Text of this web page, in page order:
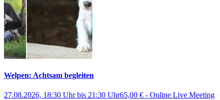
Welpen: Achtsam begleiten
27.08.2026, 18:30 Uhrbis 21:30 Uhr65,00 € - Online Live Meeting